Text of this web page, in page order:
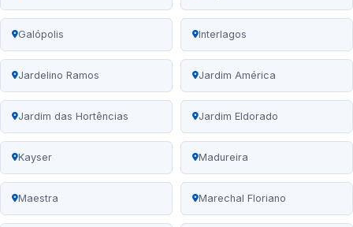
Galópolis Interlagos
Jardelino Ramos Jardim América
Jardim das Hortências Jardim Eldorado
Kayser Madureira
Maestra Marechal Floriano